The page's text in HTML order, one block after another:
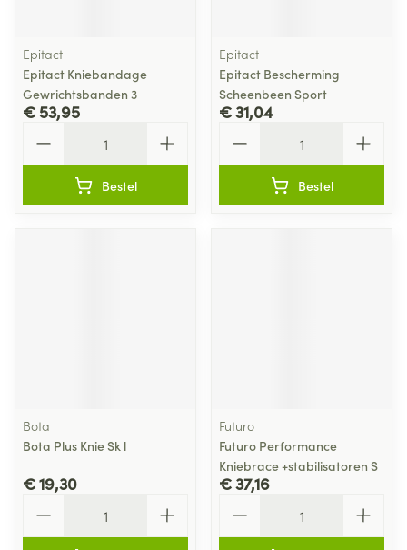
Epitact
Epitact Kniebandage
Gewrichtsbanden 3
€ 53,95
Bestel
Epitact
Epitact Bescherming
Scheenbeen Sport
€ 31,04
Bestel
Bota
Bota Plus Knie Sk l
€ 19,30
Futuro
Futuro Performance
Kniebrace +stabilisatoren S
€ 37,16